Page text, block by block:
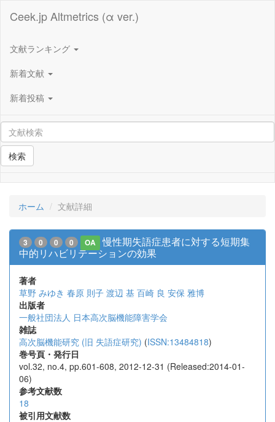
Ceek.jp Altmetrics (α ver.)
文献ランキング
新着文献
新着投稿
検索
ホーム 文献詳細
3 0 0 0 OA
慢性期失語症患者に対する短期集
中的リハビリテーションの効果
著者
草野 みゆき 春原 則子 渡辺 基 百崎 良 安保 雅博
出版者
一般社団法人 日本高次脳機能障害学会
雑誌
高次脳機能研究 (旧 失語症研究) (ISSN:13484818)
巻号頁・発行日
vol.32, no.4, pp.601-608, 2012-12-31 (Released:2014-01-
06)
参考文献数
18
被引用文献数